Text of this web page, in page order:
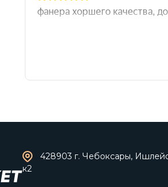
428903 г. Чебоксары,
к2